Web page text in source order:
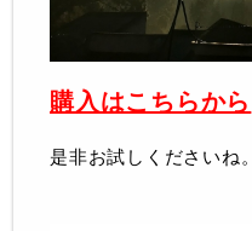
購入はこちらから
是非お試しくださいね。